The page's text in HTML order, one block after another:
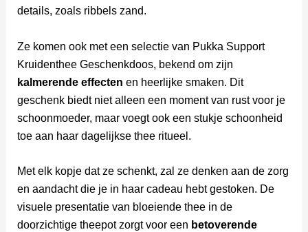
details, zoals ribbels zand.
Ze komen ook met een selectie van Pukka Support
Kruidenthee Geschenkdoos, bekend om zijn
kalmerende effecten en heerlijke smaken. Dit
geschenk biedt niet alleen een moment van rust voor je
schoonmoeder, maar voegt ook een stukje schoonheid
toe aan haar dagelijkse thee ritueel.
Met elk kopje dat ze schenkt, zal ze denken aan de zorg
en aandacht die je in haar cadeau hebt gestoken. De
visuele presentatie van bloeiende thee in de
doorzichtige theepot zorgt voor een betoverende